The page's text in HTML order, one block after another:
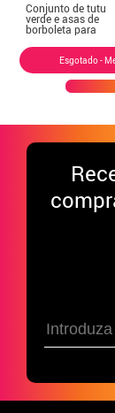
Conjunto de tutu
verde e asas de
borboleta para
Esgotado -